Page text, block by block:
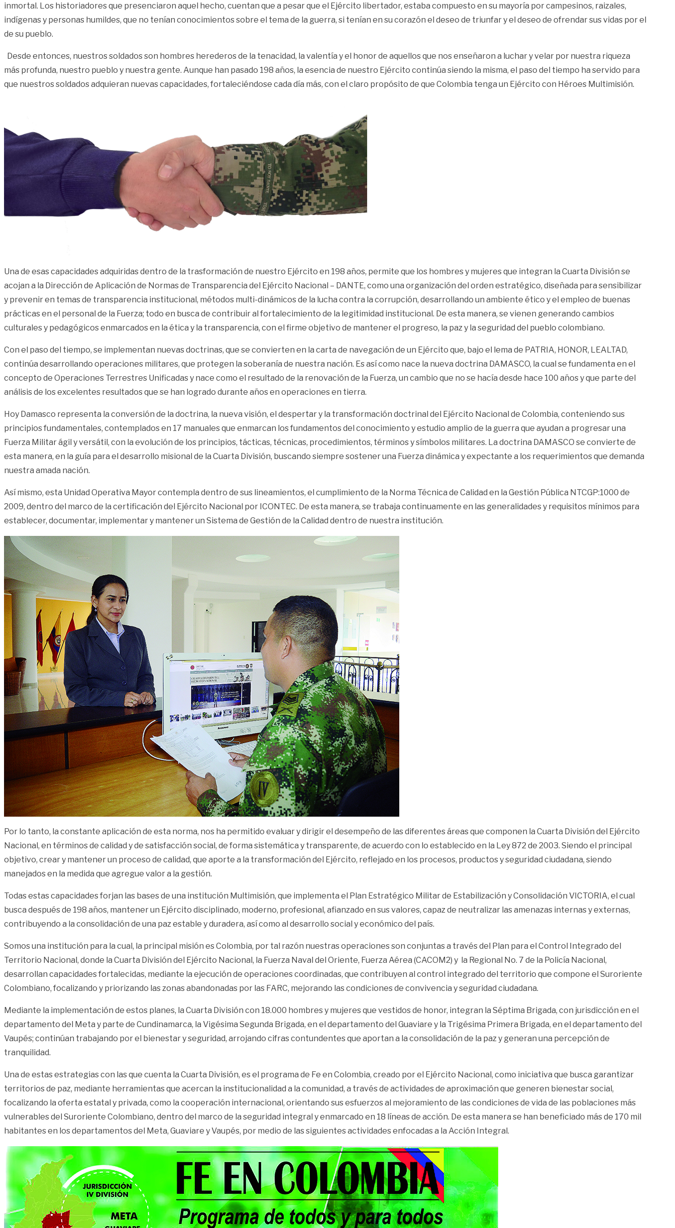
inmortal. Los historiadores que presenciaron aquel hecho, cuentan que a pesar que el Ejército libertador, estaba compuesto en su mayoría por campesinos, raizales,
indígenas y personas humildes, que no tenían conocimientos sobre el tema de la guerra, si tenían en su corazón el deseo de triunfar y el deseo de ofrendar sus vidas por el
de su pueblo.
Desde entonces, nuestros soldados son hombres herederos de la tenacidad, la valentía y el honor de aquellos que nos enseñaron a luchar y velar por nuestra riqueza
más profunda, nuestro pueblo y nuestra gente. Aunque han pasado 198 años, la esencia de nuestro Ejército continúa siendo la misma, el paso del tiempo ha servido para
que nuestros soldados adquieran nuevas capacidades, fortaleciéndose cada día más, con el claro propósito de que Colombia tenga un Ejército con Héroes Multimisión.
Una de esas capacidades adquiridas dentro de la trasformación de nuestro Ejército en 198 años, permite que los hombres y mujeres que integran la Cuarta División se
acojan a la Dirección de Aplicación de Normas de Transparencia del Ejército Nacional – DANTE, como una organización del orden estratégico, diseñada para sensibilizar
y prevenir en temas de transparencia institucional, métodos multi-dinámicos de la lucha contra la corrupción, desarrollando un ambiente ético y el empleo de buenas
prácticas en el personal de la Fuerza; todo en busca de contribuir al fortalecimiento de la legitimidad institucional. De esta manera, se vienen generando cambios
culturales y pedagógicos enmarcados en la ética y la transparencia, con el firme objetivo de mantener el progreso, la paz y la seguridad del pueblo colombiano.
Con el paso del tiempo, se implementan nuevas doctrinas, que se convierten en la carta de navegación de un Ejército que, bajo el lema de PATRIA, HONOR, LEALTAD,
continúa desarrollando operaciones militares, que protegen la soberanía de nuestra nación. Es así como nace la nueva doctrina DAMASCO, la cual se fundamenta en el
concepto de Operaciones Terrestres Unificadas y nace como el resultado de la renovación de la Fuerza, un cambio que no se hacía desde hace 100 años y que parte del
análisis de los excelentes resultados que se han logrado durante años en operaciones en tierra.
Hoy Damasco representa la conversión de la doctrina, la nueva visión, el despertar y la transformación doctrinal del Ejército Nacional de Colombia, conteniendo sus
principios fundamentales, contemplados en 17 manuales que enmarcan los fundamentos del conocimiento y estudio amplio de la guerra que ayudan a progresar una
Fuerza Militar ágil y versátil, con la evolución de los principios, tácticas, técnicas, procedimientos, términos y símbolos militares. La doctrina DAMASCO se convierte de
esta manera, en la guía para el desarrollo misional de la Cuarta División, buscando siempre sostener una Fuerza dinámica y expectante a los requerimientos que demanda
nuestra amada nación.
Así mismo, esta Unidad Operativa Mayor contempla dentro de sus lineamientos, el cumplimiento de la Norma Técnica de Calidad en la Gestión Pública NTCGP:1000 de
2009, dentro del marco de la certificación del Ejército Nacional por ICONTEC. De esta manera, se trabaja continuamente en las generalidades y requisitos mínimos para
establecer, documentar, implementar y mantener un Sistema de Gestión de la Calidad dentro de nuestra institución.
Por lo tanto, la constante aplicación de esta norma, nos ha permitido evaluar y dirigir el desempeño de las diferentes áreas que componen la Cuarta División del Ejército
Nacional, en términos de calidad y de satisfacción social, de forma sistemática y transparente, de acuerdo con lo establecido en la Ley 872 de 2003. Siendo el principal
objetivo, crear y mantener un proceso de calidad, que aporte a la transformación del Ejército, reflejado en los procesos, productos y seguridad ciudadana, siendo
manejados en la medida que agregue valor a la gestión.
Todas estas capacidades forjan las bases de una institución Multimisión, que implementa el Plan Estratégico Militar de Estabilización y Consolidación VICTORIA, el cual
busca después de 198 años, mantener un Ejército disciplinado, moderno, profesional, afianzado en sus valores, capaz de neutralizar las amenazas internas y externas,
contribuyendo a la consolidación de una paz estable y duradera, así como al desarrollo social y económico del país.
Somos una institución para la cual, la principal misión es Colombia, por tal razón nuestras operaciones son conjuntas a través del Plan para el Control Integrado del
Territorio Nacional, donde la Cuarta División del Ejército Nacional, la Fuerza Naval del Oriente, Fuerza Aérea (CACOM2) y la Regional No. 7 de la Policía Nacional,
desarrollan capacidades fortalecidas, mediante la ejecución de operaciones coordinadas, que contribuyen al control integrado del territorio que compone el Suroriente
Colombiano, focalizando y priorizando las zonas abandonadas por las FARC, mejorando las condiciones de convivencia y seguridad ciudadana.
Mediante la implementación de estos planes, la Cuarta División con 18.000 hombres y mujeres que vestidos de honor, integran la Séptima Brigada, con jurisdicción en el
departamento del Meta y parte de Cundinamarca, la Vigésima Segunda Brigada, en el departamento del Guaviare y la Trigésima Primera Brigada, en el departamento del
Vaupés; continúan trabajando por el bienestar y seguridad, arrojando cifras contundentes que aportan a la consolidación de la paz y generan una percepción de
tranquilidad.
Una de estas estrategias con las que cuenta la Cuarta División, es el programa de Fe en Colombia, creado por el Ejército Nacional, como iniciativa que busca garantizar
territorios de paz, mediante herramientas que acercan la institucionalidad a la comunidad, a través de actividades de aproximación que generen bienestar social,
focalizando la oferta estatal y privada, como la cooperación internacional, orientando sus esfuerzos al mejoramiento de las condiciones de vida de las poblaciones más
vulnerables del Suroriente Colombiano, dentro del marco de la seguridad integral y enmarcado en 18 líneas de acción. De esta manera se han beneficiado más de 170 mil
habitantes en los departamentos del Meta, Guaviare y Vaupés, por medio de las siguientes actividades enfocadas a la Acción Integral.